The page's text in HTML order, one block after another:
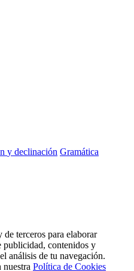
y declinación Gramática
terceros para elaborar
publicidad, contenidos y
análisis de tu navegación.
nuestra Política de Cookies